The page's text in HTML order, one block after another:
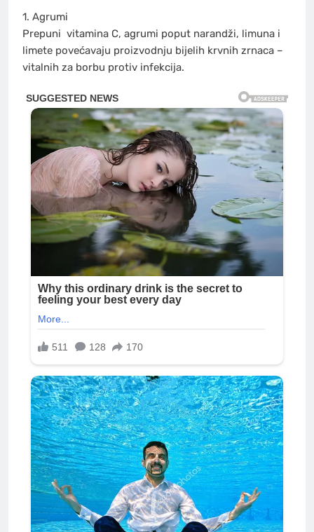
1. Agrumi
Prepuni vitamina C, agrumi poput narandži, limuna i
limete povećavaju proizvodnju bijelih krvnih zrnaca –
vitalnih za borbu protiv infekcija.